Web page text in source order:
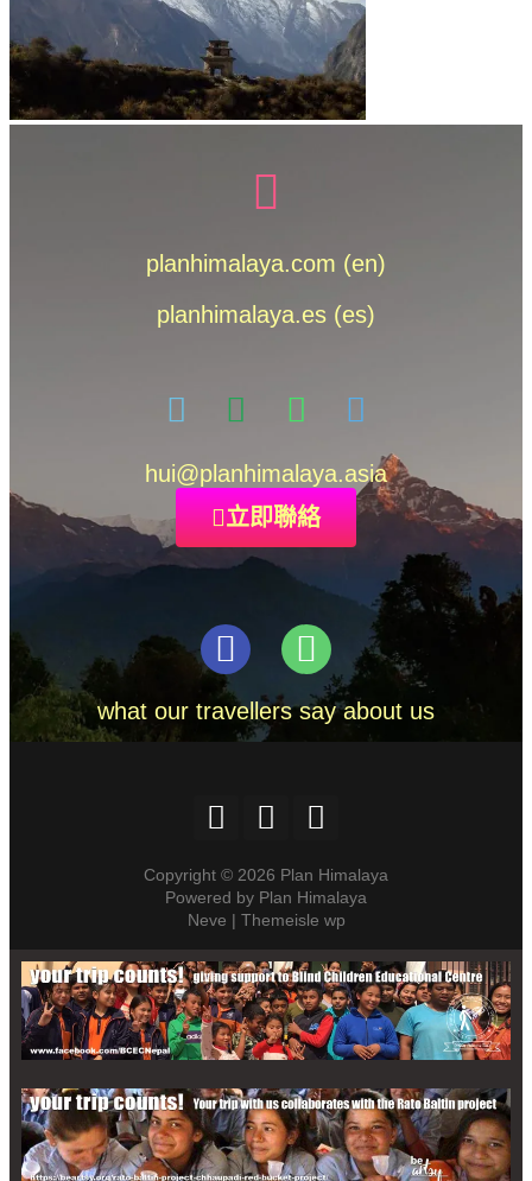
planhimalaya.com (en)
planhimalaya.es (es)
hui@planhimalaya.asia
立即聯絡
what our travellers say about us
Copyright © 2026 Plan Himalaya
Powered by Plan Himalaya
Neve | Themeisle wp